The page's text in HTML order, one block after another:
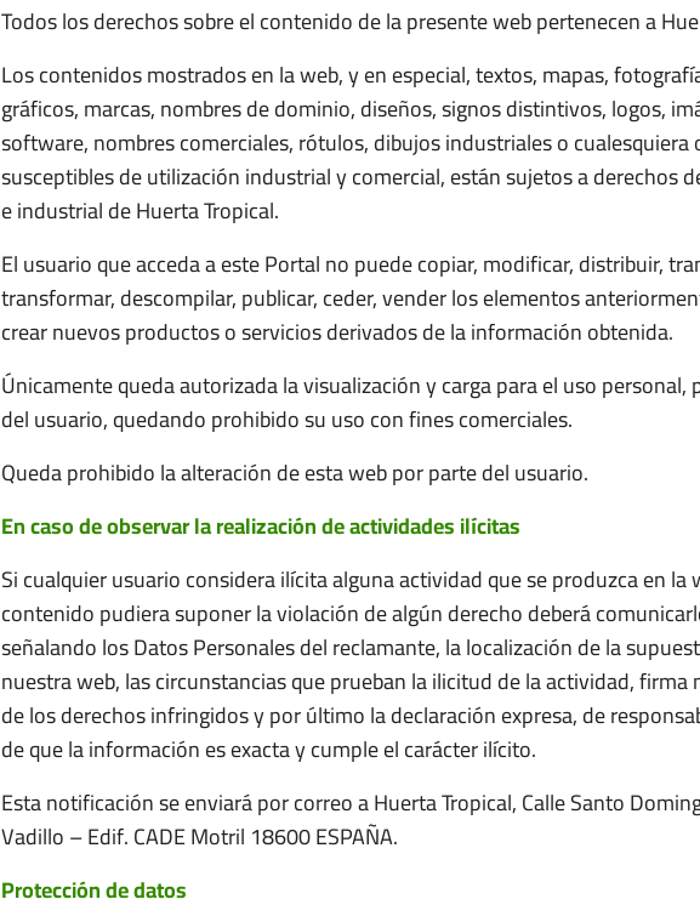
Todos los derechos sobre el contenido de la presente web pertenecen a
Los contenidos mostrados en la web, y en especial, textos, mapas,
gráficos, marcas, nombres de dominio, diseños, signos distintivos, logos,
software, nombres comerciales, rótulos, dibujos industriales o cualesquiera
susceptibles de utilización industrial y comercial, están sujetos a derechos
e industrial de Huerta Tropical.
El usuario que acceda a este Portal no puede copiar, modificar, distribuir,
transformar, descompilar, publicar, ceder, vender los elementos
crear nuevos productos o servicios derivados de la información obtenida.
Únicamente queda autorizada la visualización y carga para el uso
del usuario, quedando prohibido su uso con fines comerciales.
Queda prohibido la alteración de esta web por parte del usuario.
En caso de observar la realización de actividades ilícitas
Si cualquier usuario considera ilícita alguna actividad que se produzca en la
contenido pudiera suponer la violación de algún derecho deberá
señalando los Datos Personales del reclamante, la localización de la
nuestra web, las circunstancias que prueban la ilicitud de la actividad,
de los derechos infringidos y por último la declaración expresa, de
de que la información es exacta y cumple el carácter ilícito.
Esta notificación se enviará por correo a Huerta Tropical, Calle Santo
Vadillo – Edif. CADE Motril 18600 ESPAÑA.
Protección de datos